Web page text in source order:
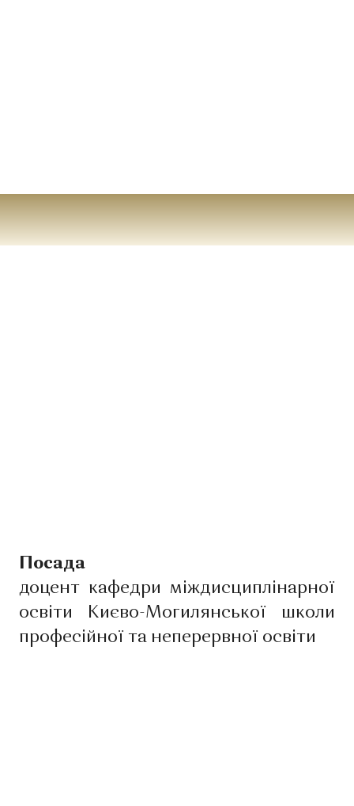
Посада
доцент кафедри міждисциплінарної
освіти Києво-Могилянської школи
професійної та неперервної освіти